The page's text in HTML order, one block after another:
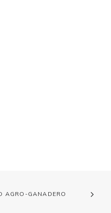
AGRO-GANADERO